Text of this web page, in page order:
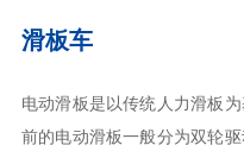
滑板车
电动滑板是以传统人力滑板
前的电动滑板一般分为双轮